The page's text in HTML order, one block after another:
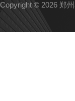
Copyright © 2026 郑